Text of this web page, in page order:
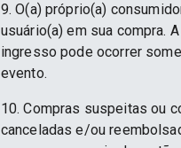
9. O(a) próprio(a)
usuário(a) em sua compra.
ingresso pode ocorrer
evento.
10. Compras suspeitas ou
canceladas e/ou